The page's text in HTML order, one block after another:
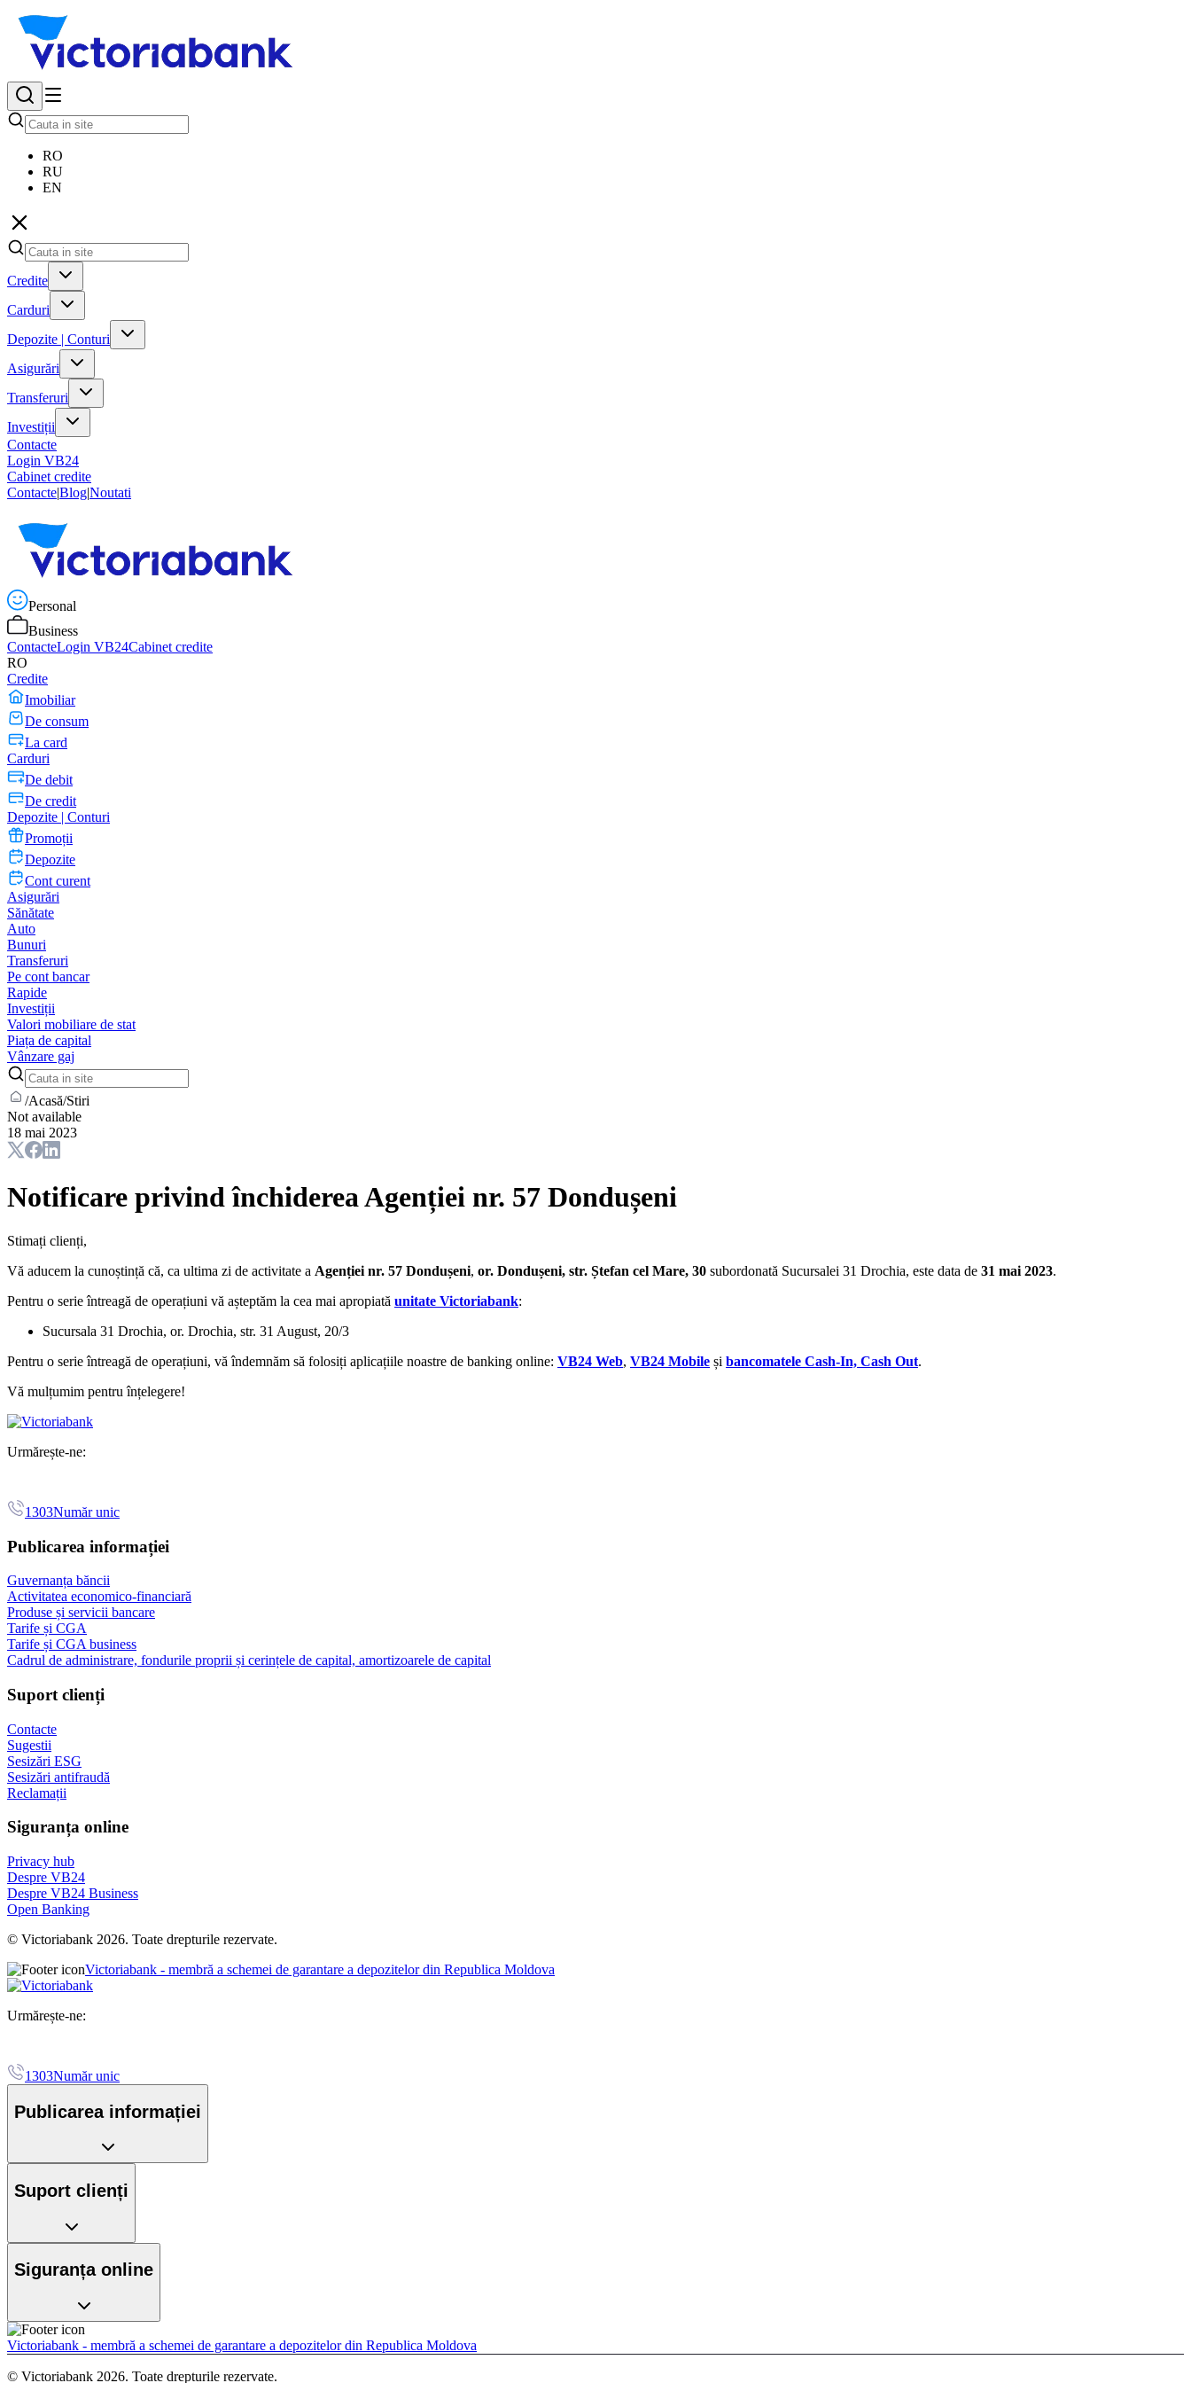
RO
RU
EN
Credite
Carduri
Depozite | Conturi
Asigurări
Transferuri
Investiții
Contacte
Login VB24
Cabinet credite
Contacte|Blog|Noutati
Personal
Business
ContacteLogin VB24Cabinet credite
RO
Credite
Imobiliar
De consum
La card
Carduri
De debit
De credit
Depozite | Conturi
Promoții
Depozite
Cont curent
Asigurări
Sănătate
Auto
Bunuri
Transferuri
Pe cont bancar
Rapide
Investiții
Valori mobiliare de stat
Piața de capital
Vânzare gaj
/Acasă/Stiri
Not available
18 mai 2023
Notificare privind închiderea Agenției nr. 57 Dondușeni
Stimați clienți,
Vă aducem la cunoștință că, ca ultima zi de activitate a Agenției nr. 57 Dondușeni, or. Dondușeni, str. Ștefan cel Mare, 30 subordonată Sucursalei 31 Drochia, este data de 31 mai 2023.
Pentru o serie întreagă de operațiuni vă așteptăm la cea mai apropiată unitate Victoriabank:
Sucursala 31 Drochia, or. Drochia, str. 31 August, 20/3
Pentru o serie întreagă de operațiuni, vă îndemnăm să folosiți aplicațiile noastre de banking online: VB24 Web, VB24 Mobile și bancomatele Cash-In, Cash Out.
Vă mulțumim pentru înțelegere!
Urmărește-ne:
1303Număr unic
Publicarea informației
Guvernanța băncii
Activitatea economico-financiară
Produse și servicii bancare
Tarife și CGA
Tarife și CGA business
Cadrul de administrare, fondurile proprii și cerințele de capital, amortizoarele de capital
Suport clienți
Contacte
Sugestii
Sesizări ESG
Sesizări antifraudă
Reclamații
Siguranța online
Privacy hub
Despre VB24
Despre VB24 Business
Open Banking
© Victoriabank 2026. Toate drepturile rezervate.
Victoriabank - membră a schemei de garantare a depozitelor din Republica Moldova
Urmărește-ne:
1303Număr unic
Publicarea informației
Suport clienți
Siguranța online
Victoriabank - membră a schemei de garantare a depozitelor din Republica Moldova
© Victoriabank 2026. Toate drepturile rezervate.